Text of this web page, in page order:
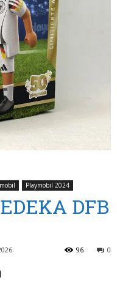
Playmobil 2024
DFB
0
96